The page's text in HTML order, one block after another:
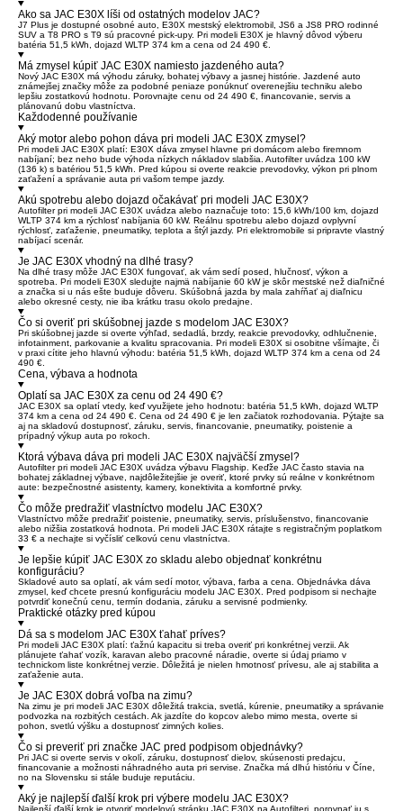
Ako sa JAC E30X líši od ostatných modelov JAC?
J7 Plus je dostupné osobné auto, E30X mestský elektromobil, JS6 a JS8 PRO rodinné
SUV a T8 PRO s T9 sú pracovné pick-upy. Pri modeli E30X je hlavný dôvod výberu
batéria 51,5 kWh, dojazd WLTP 374 km a cena od 24 490 €.
Má zmysel kúpiť JAC E30X namiesto jazdeného auta?
Nový JAC E30X má výhodu záruky, bohatej výbavy a jasnej histórie. Jazdené auto
známejšej značky môže za podobné peniaze ponúknuť overenejšiu techniku alebo
lepšiu zostatkovú hodnotu. Porovnajte cenu od 24 490 €, financovanie, servis a
plánovanú dobu vlastníctva.
Každodenné používanie
Aký motor alebo pohon dáva pri modeli JAC E30X zmysel?
Pri modeli JAC E30X platí: E30X dáva zmysel hlavne pri domácom alebo firemnom
nabíjaní; bez neho bude výhoda nízkych nákladov slabšia. Autofilter uvádza 100 kW
(136 k) s batériou 51,5 kWh. Pred kúpou si overte reakcie prevodovky, výkon pri plnom
zaťažení a správanie auta pri vašom tempe jazdy.
Akú spotrebu alebo dojazd očakávať pri modeli JAC E30X?
Autofilter pri modeli JAC E30X uvádza alebo naznačuje toto: 15,6 kWh/100 km, dojazd
WLTP 374 km a rýchlosť nabíjania 60 kW. Reálnu spotrebu alebo dojazd ovplyvní
rýchlosť, zaťaženie, pneumatiky, teplota a štýl jazdy. Pri elektromobile si pripravte vlastný
nabíjací scenár.
Je JAC E30X vhodný na dlhé trasy?
Na dlhé trasy môže JAC E30X fungovať, ak vám sedí posed, hlučnosť, výkon a
spotreba. Pri modeli E30X sledujte najmä nabíjanie 60 kW je skôr mestské než diaľničné
a značka si u nás ešte buduje dôveru. Skúšobná jazda by mala zahŕňať aj diaľnicu
alebo okresné cesty, nie iba krátku trasu okolo predajne.
Čo si overiť pri skúšobnej jazde s modelom JAC E30X?
Pri skúšobnej jazde si overte výhľad, sedadlá, brzdy, reakcie prevodovky, odhlučnenie,
infotainment, parkovanie a kvalitu spracovania. Pri modeli E30X si osobitne všímajte, či
v praxi cítite jeho hlavnú výhodu: batéria 51,5 kWh, dojazd WLTP 374 km a cena od 24
490 €.
Cena, výbava a hodnota
Oplatí sa JAC E30X za cenu od 24 490 €?
JAC E30X sa oplatí vtedy, keď využijete jeho hodnotu: batéria 51,5 kWh, dojazd WLTP
374 km a cena od 24 490 €. Cena od 24 490 € je len začiatok rozhodovania. Pýtajte sa
aj na skladovú dostupnosť, záruku, servis, financovanie, pneumatiky, poistenie a
prípadný výkup auta po rokoch.
Ktorá výbava dáva pri modeli JAC E30X najväčší zmysel?
Autofilter pri modeli JAC E30X uvádza výbavu Flagship. Keďže JAC často stavia na
bohatej základnej výbave, najdôležitejšie je overiť, ktoré prvky sú reálne v konkrétnom
aute: bezpečnostné asistenty, kamery, konektivita a komfortné prvky.
Čo môže predražiť vlastníctvo modelu JAC E30X?
Vlastníctvo môže predražiť poistenie, pneumatiky, servis, príslušenstvo, financovanie
alebo nižšia zostatková hodnota. Pri modeli JAC E30X rátajte s registračným poplatkom
33 € a nechajte si vyčísliť celkovú cenu vlastníctva.
Je lepšie kúpiť JAC E30X zo skladu alebo objednať konkrétnu
konfiguráciu?
Skladové auto sa oplatí, ak vám sedí motor, výbava, farba a cena. Objednávka dáva
zmysel, keď chcete presnú konfiguráciu modelu JAC E30X. Pred podpisom si nechajte
potvrdiť konečnú cenu, termín dodania, záruku a servisné podmienky.
Praktické otázky pred kúpou
Dá sa s modelom JAC E30X ťahať príves?
Pri modeli JAC E30X platí: ťažnú kapacitu si treba overiť pri konkrétnej verzii. Ak
plánujete ťahať vozík, karavan alebo pracovné náradie, overte si údaj priamo v
technickom liste konkrétnej verzie. Dôležitá je nielen hmotnosť prívesu, ale aj stabilita a
zaťaženie auta.
Je JAC E30X dobrá voľba na zimu?
Na zimu je pri modeli JAC E30X dôležitá trakcia, svetlá, kúrenie, pneumatiky a správanie
podvozka na rozbitých cestách. Ak jazdíte do kopcov alebo mimo mesta, overte si
pohon, svetlú výšku a dostupnosť zimných kolies.
Čo si preveriť pri značke JAC pred podpisom objednávky?
Pri JAC si overte servis v okolí, záruku, dostupnosť dielov, skúsenosti predajcu,
financovanie a možnosti náhradného auta pri servise. Značka má dlhú históriu v Číne,
no na Slovensku si stále buduje reputáciu.
Aký je najlepší ďalší krok pri výbere modelu JAC E30X?
Najlepší ďalší krok je otvoriť modelovú stránku JAC E30X na Autofilteri, porovnať ju s